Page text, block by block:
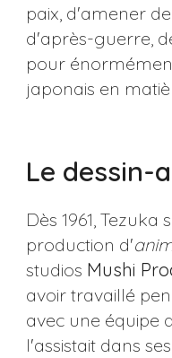
paix, d'amener
d'après-guerre,
pour
japonais en
Le dessin-
Dès 1961,
production d'
studios Mushi
avoir travaillé
avec une équipe
l'assistait dans